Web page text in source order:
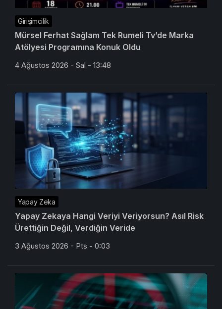
Mürsel Ferhat Sağlam Tek Rumeli Tv’de Marka
Atölyesi Programına Konuk Oldu
4 Ağustos 2026 - Sal - 13:48
Yapay Zeka
Yapay Zekaya Hangi Veriyi Veriyorsun? Asıl Risk
Ürettiğin Değil, Verdiğin Veride
3 Ağustos 2026 - Pts - 0:03